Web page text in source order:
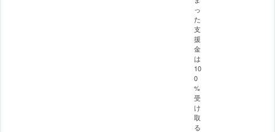
っ
た
支
援
金
は
10
0
%
受
け
取
る